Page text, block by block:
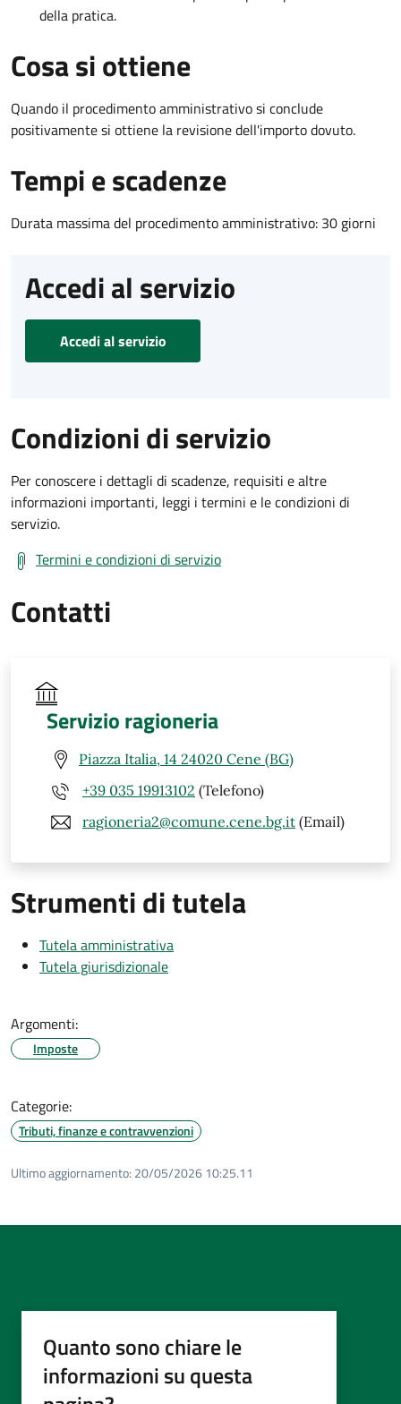
della pratica.
Cosa si ottiene
Quando il procedimento amministrativo si conclude
positivamente si ottiene la revisione dell'importo dovuto.
Tempi e scadenze
Durata massima del procedimento amministrativo: 30 giorni
Accedi al servizio
Accedi al servizio
Condizioni di servizio
Per conoscere i dettagli di scadenze, requisiti e altre
informazioni importanti, leggi i termini e le condizioni di
servizio.
Termini e condizioni di servizio
Contatti
Servizio ragioneria
Piazza Italia, 14 24020 Cene (BG)
+39 035 19913102 (Telefono)
ragioneria2@comune.cene.bg.it (Email)
Strumenti di tutela
Tutela amministrativa
Tutela giurisdizionale
Argomenti:
Imposte
Categorie:
Tributi, finanze e contravvenzioni
Ultimo aggiornamento: 20/05/2026 10:25.11
Quanto sono chiare le
informazioni su questa